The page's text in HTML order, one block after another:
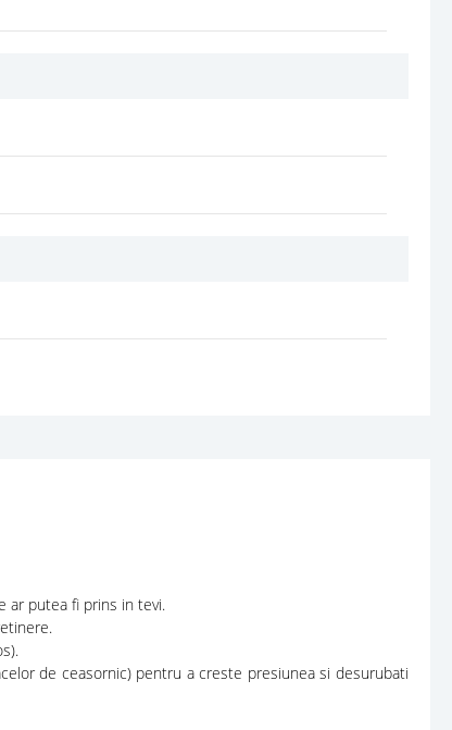
ar putea fi prins in tevi.
de ceasornic) pentru a creste presiunea si desurubati